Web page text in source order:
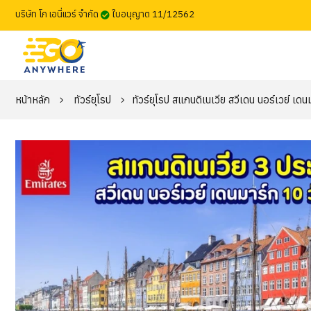
บริษัท โก เอนี่แวร์ จำกัด ใบอนุญาต 11/12562
หน้าหลัก ทัวร์ยุโรป ทัวร์ยุโรป สแกนดิเนเวีย สวีเดน นอร์เวย์ เ